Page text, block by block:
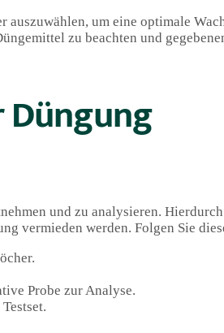
um eine optimale
zu beachten und
und zu analysieren.
vermieden werden. Folgen Sie
Probe zur Analyse.